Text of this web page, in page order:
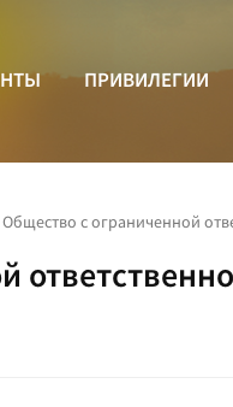
ПРИВИЛЕГИИ
Общество с ограниченной